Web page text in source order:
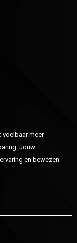
voelbaar meer
Jouw
en bewezen